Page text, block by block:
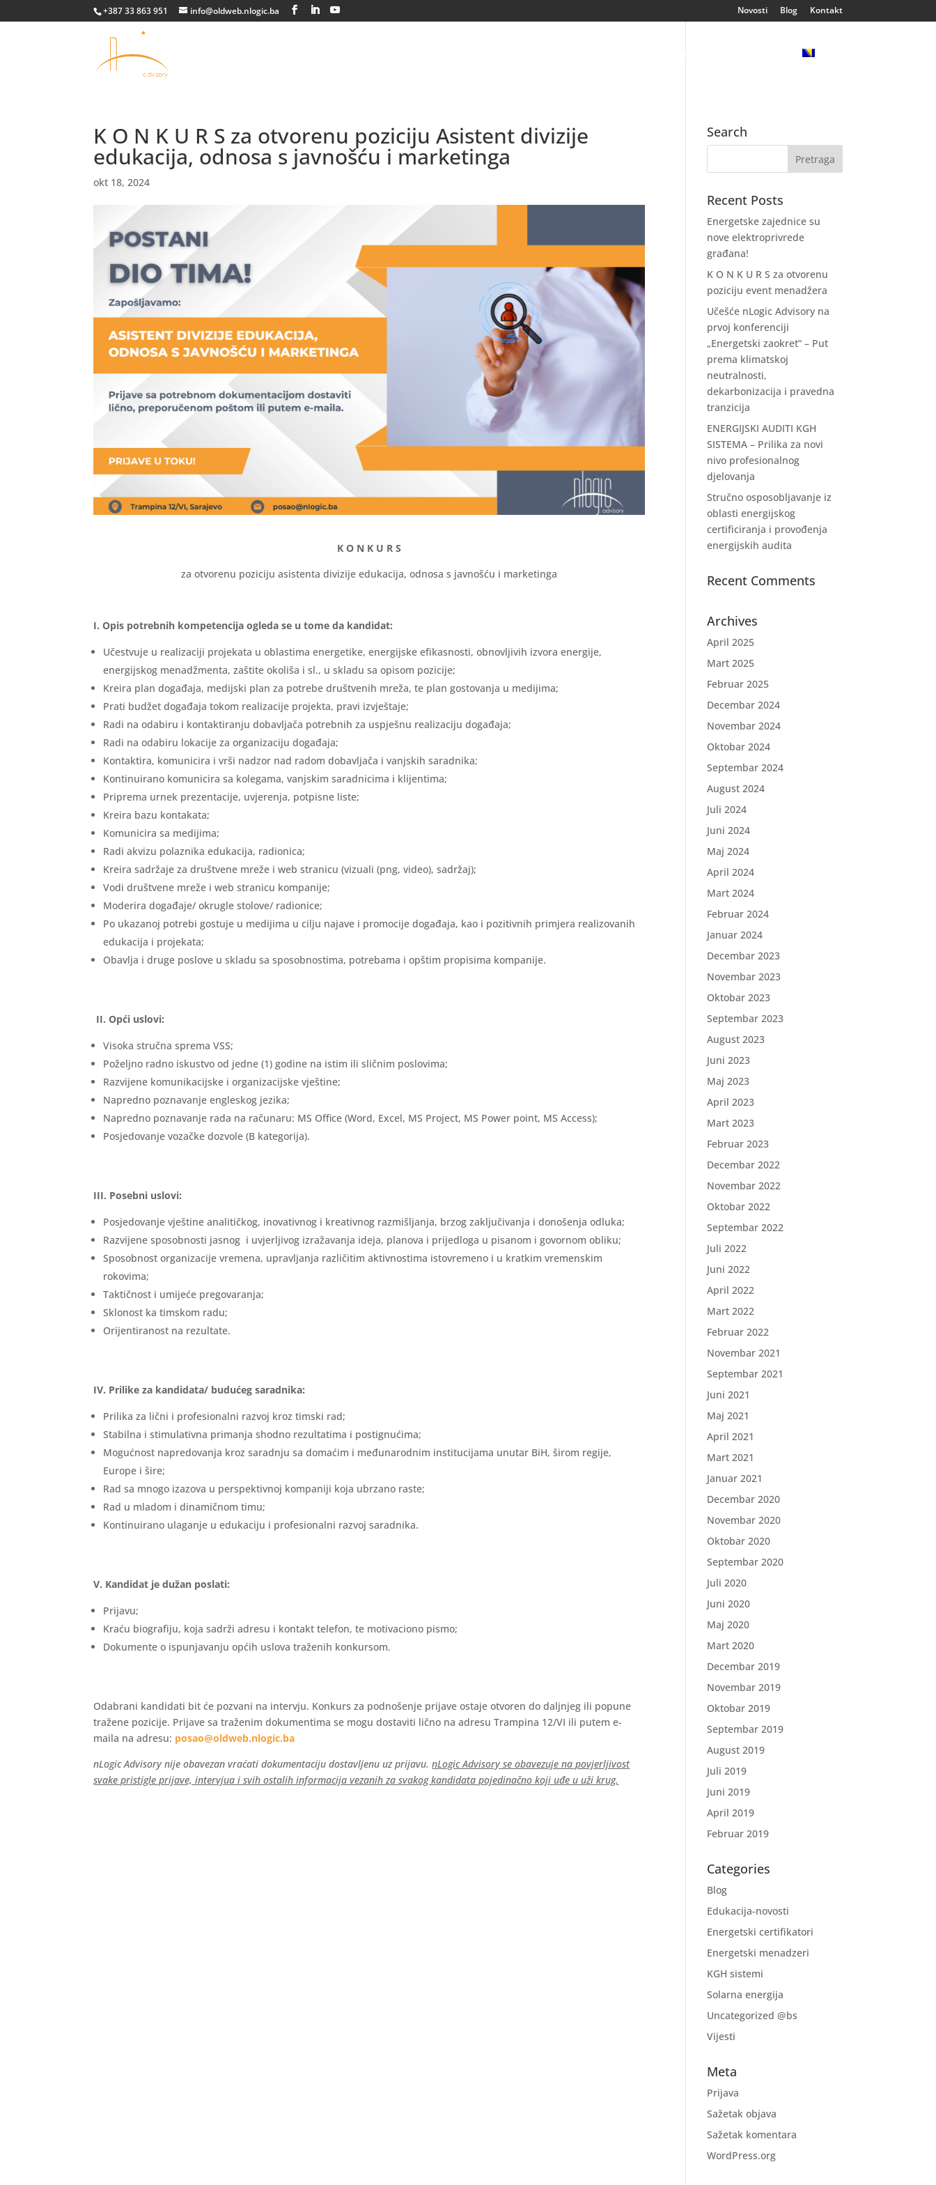
+387 33 863 951 info@oldweb.nlogic.ba Novosti Blog Kontakt
K O N K U R S za otvorenu poziciju Asistent divizije
edukacija, odnosa s javnošću i marketinga
okt 18, 2024
K O N K U R S
za otvorenu poziciju asistenta divizije edukacija, odnosa s javnošću i marketinga
I. Opis potrebnih kompetencija ogleda se u tome da kandidat:
Učestvuje u realizaciji projekata u oblastima energetike, energijske efikasnosti, obnovljivih izvora energije,
energijskog menadžmenta, zaštite okoliša i sl., u skladu sa opisom pozicije;
Kreira plan događaja, medijski plan za potrebe društvenih mreža, te plan gostovanja u medijima;
Prati budžet događaja tokom realizacije projekta, pravi izvještaje;
Radi na odabiru i kontaktiranju dobavljača potrebnih za uspješnu realizaciju događaja;
Radi na odabiru lokacije za organizaciju događaja;
Kontaktira, komunicira i vrši nadzor nad radom dobavljača i vanjskih saradnika;
Kontinuirano komunicira sa kolegama, vanjskim saradnicima i klijentima;
Priprema urnek prezentacije, uvjerenja, potpisne liste;
Kreira bazu kontakata;
Komunicira sa medijima;
Radi akvizu polaznika edukacija, radionica;
Kreira sadržaje za društvene mreže i web stranicu (vizuali (png, video), sadržaj);
Vodi društvene mreže i web stranicu kompanije;
Moderira događaje/ okrugle stolove/ radionice;
Po ukazanoj potrebi gostuje u medijima u cilju najave i promocije događaja, kao i pozitivnih primjera realizovanih
edukacija i projekata;
Obavlja i druge poslove u skladu sa sposobnostima, potrebama i opštim propisima kompanije.
II.Opći uslovi:
Visoka stručna sprema VSS;
Poželjno radno iskustvo od jedne (1) godine na istim ili sličnim poslovima;
Razvijene komunikacijske i organizacijske vještine;
Napredno poznavanje engleskog jezika;
Napredno poznavanje rada na računaru: MS Office (Word, Excel, MS Project, MS Power point, MS Access);
Posjedovanje vozačke dozvole (B kategorija).
III. Posebni uslovi:
Posjedovanje vještine analitičkog, inovativnog i kreativnog razmišljanja, brzog zaključivanja i donošenja odluka;
Razvijene sposobnosti jasnog i uvjerljivog izražavanja ideja, planova i prijedloga u pisanom i govornom obliku;
Sposobnost organizacije vremena, upravljanja različitim aktivnostima istovremeno i u kratkim vremenskim
rokovima;
Taktičnost i umijeće pregovaranja;
Sklonost ka timskom radu;
Orijentiranost na rezultate.
IV. Prilike za kandidata/ budućeg saradnika:
Prilika za lični i profesionalni razvoj kroz timski rad;
Stabilna i stimulativna primanja shodno rezultatima i postignućima;
Mogućnost napredovanja kroz saradnju sa domaćim i međunarodnim institucijama unutar BiH, širom regije,
Europe i šire;
Rad sa mnogo izazova u perspektivnoj kompaniji koja ubrzano raste;
Rad u mladom i dinamičnom timu;
Kontinuirano ulaganje u edukaciju i profesionalni razvoj saradnika.
V. Kandidat je dužan poslati:
Prijavu;
Kraću biografiju, koja sadrži adresu i kontakt telefon, te motivaciono pismo;
Dokumente o ispunjavanju općih uslova traženih konkursom.
Odabrani kandidati bit će pozvani na intervju. Konkurs za podnošenje prijave ostaje otvoren do daljnjeg ili popune
tražene pozicije. Prijave sa traženim dokumentima se mogu dostaviti lično na adresu Trampina 12/VI ili putem e-
maila na adresu: posao@oldweb.nlogic.ba
nLogic Advisory nije obavezan vraćati dokumentaciju dostavljenu uz prijavu. nLogic Advisory se obavezuje na povjerljivost
svake pristigle prijave, intervjua i svih ostalih informacija vezanih za svakog kandidata pojedinačno koji uđe u uži krug.
Search
Recent Posts
Energetske zajednice su
nove elektroprivrede
građana!
K O N K U R S za otvorenu
poziciju event menadžera
Učešće nLogic Advisory na
prvoj konferenciji
„Energetski zaokret“ – Put
prema klimatskoj
neutralnosti,
dekarbonizacija i pravedna
tranzicija
ENERGIJSKI AUDITI KGH
SISTEMA – Prilika za novi
nivo profesionalnog
djelovanja
Stručno osposobljavanje iz
oblasti energijskog
certificiranja i provođenja
energijskih audita
Recent Comments
Archives
April 2025
Mart 2025
Februar 2025
Decembar 2024
Novembar 2024
Oktobar 2024
Septembar 2024
August 2024
Juli 2024
Juni 2024
Maj 2024
April 2024
Mart 2024
Februar 2024
Januar 2024
Decembar 2023
Novembar 2023
Oktobar 2023
Septembar 2023
August 2023
Juni 2023
Maj 2023
April 2023
Mart 2023
Februar 2023
Decembar 2022
Novembar 2022
Oktobar 2022
Septembar 2022
Juli 2022
Juni 2022
April 2022
Mart 2022
Februar 2022
Novembar 2021
Septembar 2021
Juni 2021
Maj 2021
April 2021
Mart 2021
Januar 2021
Decembar 2020
Novembar 2020
Oktobar 2020
Septembar 2020
Juli 2020
Juni 2020
Maj 2020
Mart 2020
Decembar 2019
Novembar 2019
Oktobar 2019
Septembar 2019
August 2019
Juli 2019
Juni 2019
April 2019
Februar 2019
Categories
Blog
Edukacija-novosti
Energetski certifikatori
Energetski menadzeri
KGH sistemi
Solarna energija
Uncategorized @bs
Vijesti
Meta
Prijava
Sažetak objava
Sažetak komentara
WordPress.org